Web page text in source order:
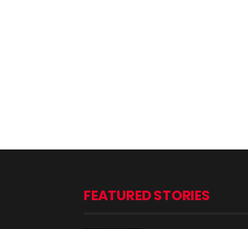
FEATURED STORIES